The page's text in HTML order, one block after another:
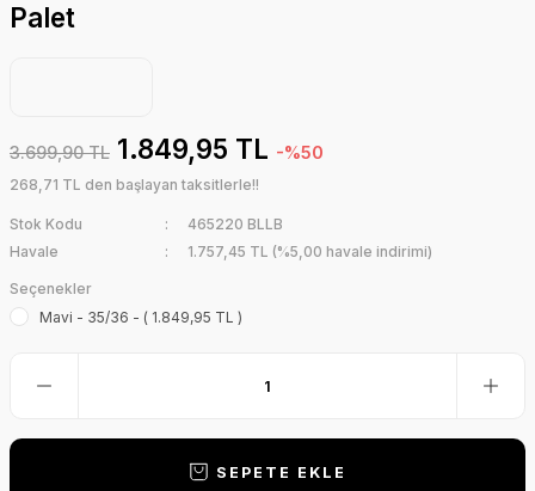
Palet
3.699,90 TL 1.849,95 TL -%50
268,71 TL den başlayan taksitlerle!!
Stok Kodu
465220 BLLB
Havale
1.757,45 TL (%5,00 havale indirimi)
Seçenekler
Mavi - 35/36 - ( 1.849,95 TL )
SEPETE EKLE